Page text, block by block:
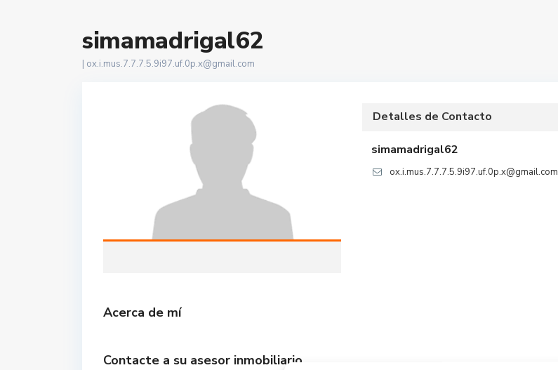
simamadrigal62
| ox.i.mus.7.7.7.5.9i97.uf.0p.x@gmail.com
Detalles de Contacto
simamadrigal62
ox.i.mus.7.7.7.5.9i97.uf.0p.x@gmail.com
Acerca de mí
Contacte a su asesor inmobiliario